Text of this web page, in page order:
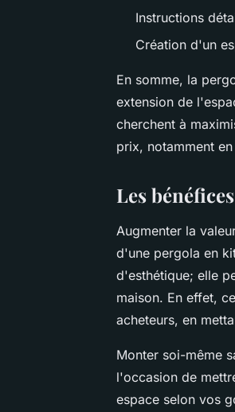
Instructions
Création d'un
En somme, la
extension de
cherchent à
prix, notamment
Les
Augmenter la
d'une pergola en
d'esthétique; elle
maison. En effet,
acheteurs, en
Monter soi-même
l'occasion de
espace selon vos